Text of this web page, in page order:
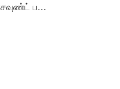
அல்ட்ராசவுண்ட் பட காட்சி